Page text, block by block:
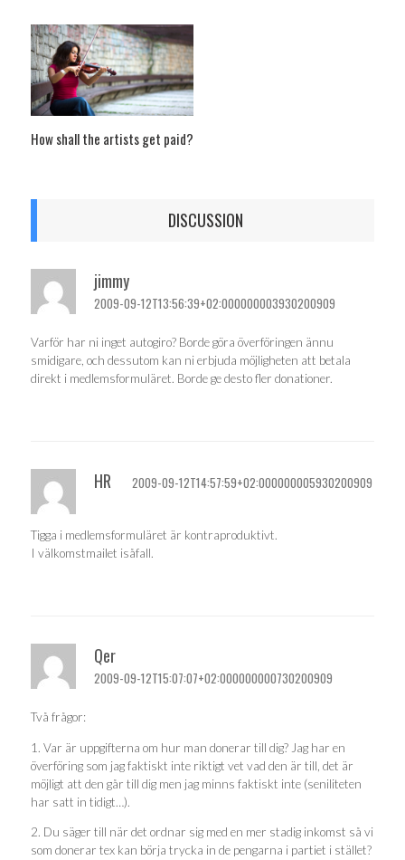
How shall the artists get paid?
DISCUSSION
jimmy
2009-09-12T13:56:39+02:000000003930200909
Varför har ni inget autogiro? Borde göra överföringen ännu
smidigare, och dessutom kan ni erbjuda möjligheten att betala
direkt i medlemsformuläret. Borde ge desto fler donationer.
HR 2009-09-12T14:57:59+02:000000005930200909
Tigga i medlemsformuläret är kontraproduktivt.
I välkomstmailet isåfall.
Qer
2009-09-12T15:07:07+02:000000000730200909
Två frågor:
1. Var är uppgifterna om hur man donerar till dig? Jag har en
överföring som jag faktiskt inte riktigt vet vad den är till, det är
möjligt att den går till dig men jag minns faktiskt inte (seniliteten
har satt in tidigt…).
2. Du säger till när det ordnar sig med en mer stadig inkomst så vi
som donerar tex kan börja trycka in de pengarna i partiet i stället?